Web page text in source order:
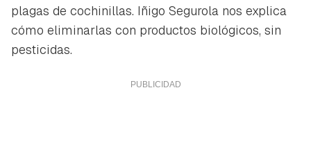
plagas de cochinillas. Iñigo Segurola nos explica
cómo eliminarlas con productos biológicos, sin
pesticidas.